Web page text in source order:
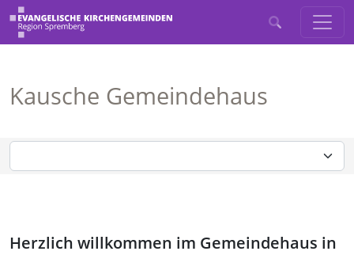
Kausche Gemeindehaus
Herzlich willkommen im Gemeindehaus in